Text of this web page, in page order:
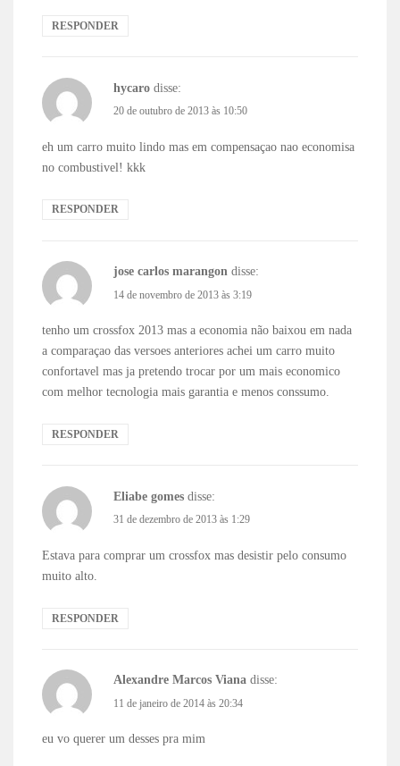
RESPONDER
hycaro disse:
20 de outubro de 2013 às 10:50
eh um carro muito lindo mas em compensaçao nao economisa
no combustivel! kkk
RESPONDER
jose carlos marangon disse:
14 de novembro de 2013 às 3:19
tenho um crossfox 2013 mas a economia não baixou em nada
a comparaçao das versoes anteriores achei um carro muito
confortavel mas ja pretendo trocar por um mais economico
com melhor tecnologia mais garantia e menos conssumo.
RESPONDER
Eliabe gomes disse:
31 de dezembro de 2013 às 1:29
Estava para comprar um crossfox mas desistir pelo consumo
muito alto.
RESPONDER
Alexandre Marcos Viana disse:
11 de janeiro de 2014 às 20:34
eu vo querer um desses pra mim